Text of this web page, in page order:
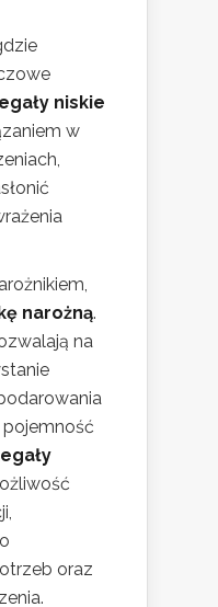
niskie
w
narożną.
na
oraz